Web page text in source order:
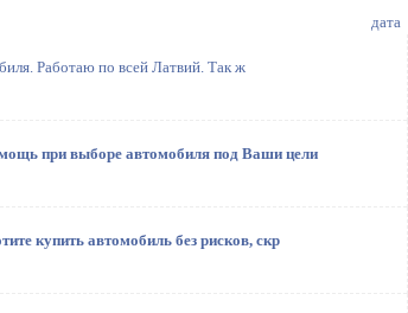
дата
Работаю по всей Латвий. Так ж
при выборе автомобиля под Ваши цели
купить автомобиль без рисков, скр